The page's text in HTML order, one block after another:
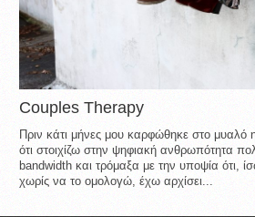
Couples Therapy
Πριν κάτι μήνες μου καρφώθηκε στο μυαλό
ότι στοιχίζω στην ψηφιακή ανθρωπότητα
bandwidth και τρόμαξα με την υποψία ότι,
χωρίς να το ομολογώ, έχω αρχίσει...